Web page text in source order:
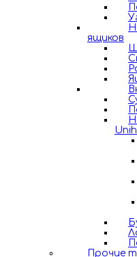
ящиков
Прочие